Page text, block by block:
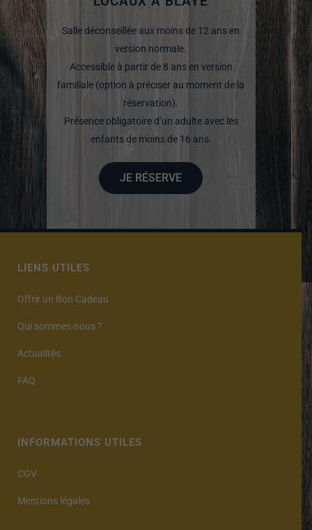
Salle déconseillée aux moins de 12 ans en
version normale.
Accessible à partir de 8 ans en version
familiale (option à préciser au moment de la
réservation).
Présence obligatoire d’un adulte avec les
enfants de moins de 16 ans.
JE RÉSERVE
LIENS UTILES
Offrir un Bon Cadeau
Qui sommes-nous ?
Actualités
FAQ
INFORMATIONS UTILES
CGV
Mentions légales